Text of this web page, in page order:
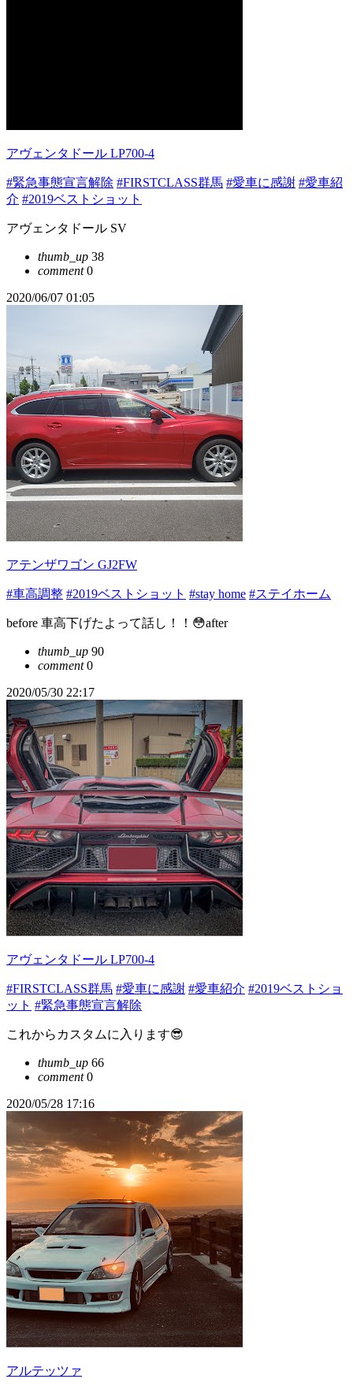
アヴェンタドール LP700-4
#緊急事態宣言解除 #FIRSTCLASS群馬 #愛車に感謝 #愛車紹
介 #2019ベストショット
アヴェンタドール SV
thumb_up 38
comment0
2020/06/07 01:05
アテンザワゴン GJ2FW
#車高調整 #2019ベストショット #stay home #ステイホーム
before 車高下げたよって話し！！😳after
thumb_up 90
comment0
2020/05/30 22:17
アヴェンタドール LP700-4
#FIRSTCLASS群馬 #愛車に感謝 #愛車紹介 #2019ベストショ
ット #緊急事態宣言解除
これからカスタムに入ります😎
thumb_up 66
comment0
2020/05/28 17:16
アルテッツァ